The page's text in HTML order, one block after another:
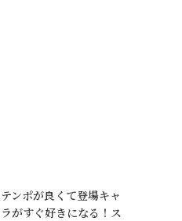
テンポが良くて登場キャ
ラがすぐ好きになる！ス